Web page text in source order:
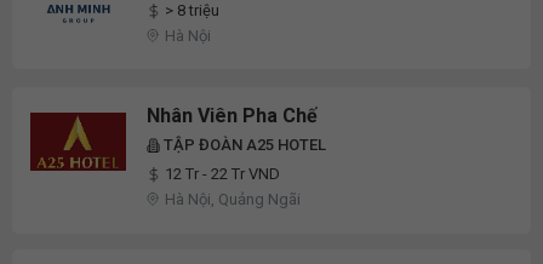
> 8 triệu
Hà Nội
Nhân Viên Pha Chế
TẬP ĐOÀN A25 HOTEL
12 Tr - 22 Tr VND
Hà Nội, Quảng Ngãi